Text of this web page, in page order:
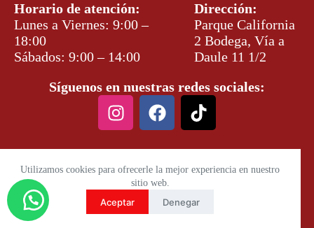
Utilizamos cookies para ofrecerle la mejor experiencia en nuestro
sitio web.
Aceptar Denegar
Horario de atención:
Lunes a Viernes: 9:00 –
18:00
Sábados: 9:00 – 14:00
Dirección:
Parque California
2 Bodega, Vía a
Daule 11 1/2
Síguenos en nuestras redes sociales: